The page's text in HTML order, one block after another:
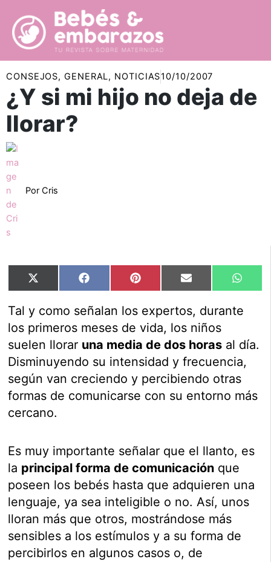
contenido
CONSEJOS,GENERAL, NOTICIAS10/10/2007
¿Y si mi hijo no deja de
llorar?
Por Cris
Compartir
en
X
(Twitter)
Compartir
en
Facebook Compartir
en
Pinterest Compartir
en
Email
en
Tal y como señalan los expertos, durante
los primeros meses de vida, los niños
suelen llorar una media de dos horas al día.
Disminuyendo su intensidad y frecuencia,
según van creciendo y percibiendo otras
formas de comunicarse con su entorno más
cercano.
Es muy importante señalar que el llanto, es
la principal forma de comunicación que
poseen los bebés hasta que adquieren una
lenguaje, ya sea inteligible o no. Así, unos
lloran más que otros, mostrándose más
sensibles a los estímulos y a su forma de
percibirlos en algunos casos o, de